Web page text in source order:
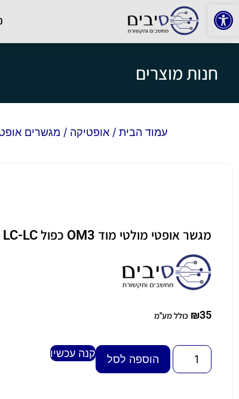
פתח סרגל נגישות
חנות מוצרים
עמוד הבית /אופטיקה / מגשרים
מגשר אופטי מולטי מוד OM3 כפול LC-LC באורך 0.3 מטר
₪35 כולל מע"מ
הוספה לסל קנה עכשיו